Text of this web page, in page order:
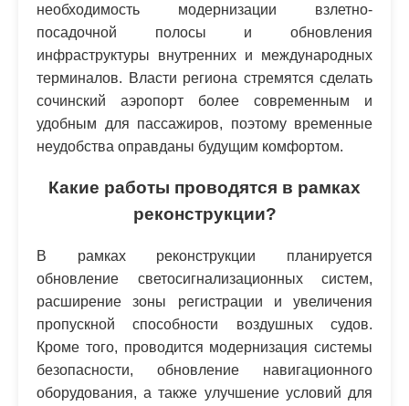
необходимость модернизации взлетно-
посадочной полосы и обновления
инфраструктуры внутренних и международных
терминалов. Власти региона стремятся сделать
сочинский аэропорт более современным и
удобным для пассажиров, поэтому временные
неудобства оправданы будущим комфортом.
Какие работы проводятся в рамках
реконструкции?
В рамках реконструкции планируется
обновление светосигнализационных систем,
расширение зоны регистрации и увеличения
пропускной способности воздушных судов.
Кроме того, проводится модернизация системы
безопасности, обновление навигационного
оборудования, а также улучшение условий для